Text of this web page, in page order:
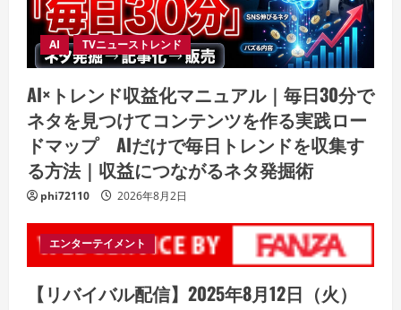
AI TVニューストレンド
AI×トレンド収益化マニュアル｜毎日30分で
ネタを見つけてコンテンツを作る実践ロー
ドマップ AIだけで毎日トレンドを収集す
る方法｜収益につながるネタ発掘術
phi72110 2026年8月2日
エンターテイメント
【リバイバル配信】2025年8月12日（火）